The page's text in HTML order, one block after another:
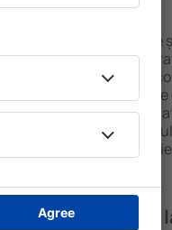
au diferite
frecvente sunt Wi-Fi
seif în cameră, centru
pentru copii,
cele mai interesante
includ și
încurajează vizitarea
de cazare